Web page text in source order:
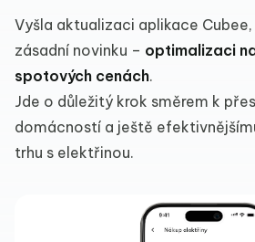
Vyšla aktualizaci aplikace
zásadní novinku – optimalizaci
spotových cenách.
Jde o důležitý krok směrem k
domácností a ještě
trhu s elektřinou.